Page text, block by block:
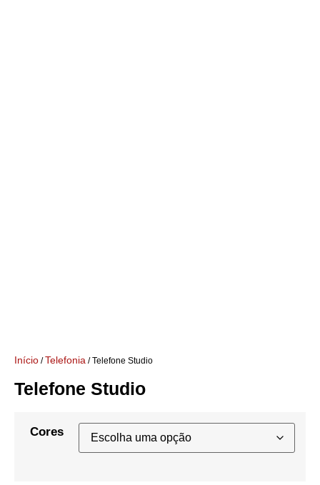
Início /Telefonia / Telefone Studio
Telefone Studio
Cores